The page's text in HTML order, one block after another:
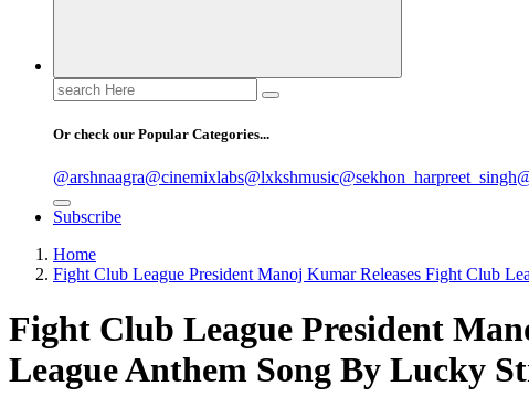
Search
for:
Or check our Popular Categories...
@arshnaagra@cinemixlabs@lxkshmusic@sekhon_harpreet_singh
Subscribe
Home
Fight Club League President Manoj Kumar Releases Fight Club
Fight Club League President
League Anthem Song By Lucky